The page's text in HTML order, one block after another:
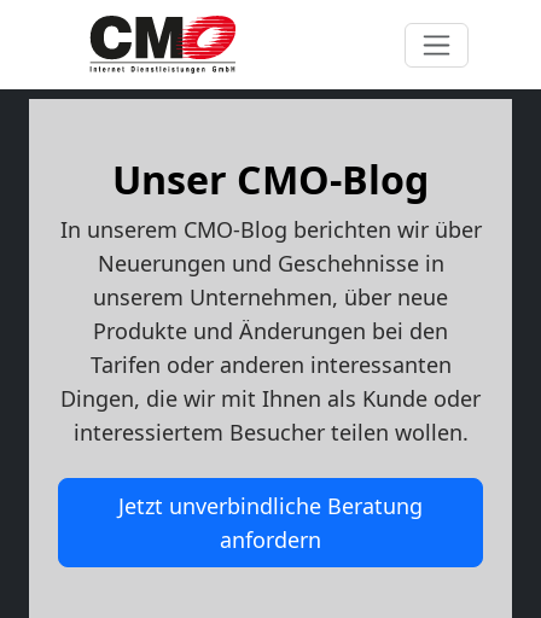
Unser CMO-Blog
In unserem CMO-Blog berichten wir über
Neuerungen und Geschehnisse in
unserem Unternehmen, über neue
Produkte und Änderungen bei den
Tarifen oder anderen interessanten
Dingen, die wir mit Ihnen als Kunde oder
interessiertem Besucher teilen wollen.
Jetzt unverbindliche Beratung
anfordern